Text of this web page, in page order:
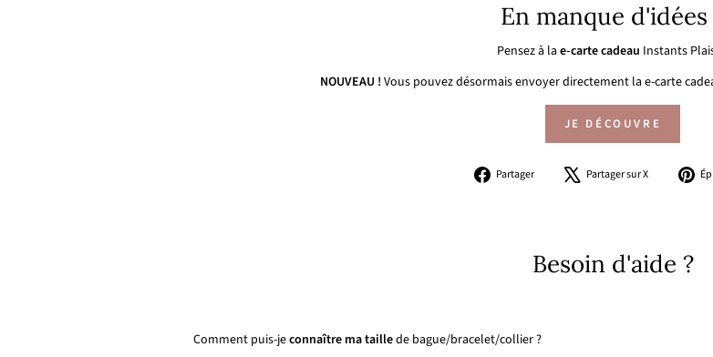
En manque d'idées
Pensez à la e-carte cadeau Instants
NOUVEAU !Vous pouvez désormais envoyer directement la e-carte
JE DÉCOUVRE
Partager
PartagerPartager sur X
Tweeter
Besoin d'aide ?
Comment puis-jeconnaître ma taillede bague/bracelet/collier ?